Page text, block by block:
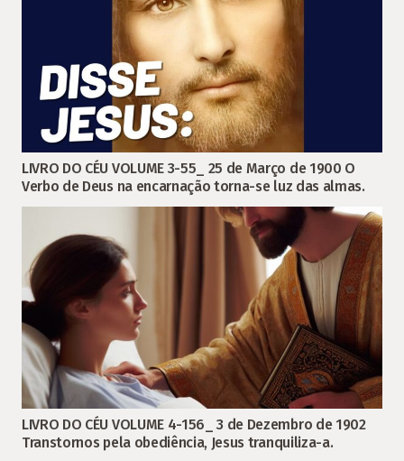
LIVRO DO CÉU VOLUME 3-55_ 25 de Março de 1900 O
Verbo de Deus na encarnação torna-se luz das almas.
LIVRO DO CÉU VOLUME 4-156_ 3 de Dezembro de 1902
Transtornos pela obediência, Jesus tranquiliza-a.